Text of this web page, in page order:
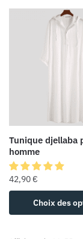
Tunique djellaba
homme
42,90€
Choix des